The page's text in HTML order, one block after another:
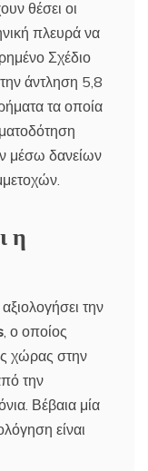
θέσει οι
πλευρά να
Σχέδιο
άντληση 5,8
τα οποία
μέσω δανείων
η
την
, ο οποίος
χώρας στην
την
Βέβαια μία
είναι